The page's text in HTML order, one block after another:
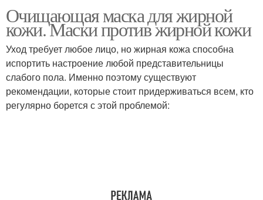
Блеск на лице
Условия для жирной
кожи
Жирная кожа Маски для жирной и
Очищающая маска для жирной
кожи. Маски против жирной кожи
Уход требует любое лицо, но жирная кожа способна
испортить настроение любой представительницы
слабого пола. Именно поэтому существуют
рекомендации, которые стоит придерживаться всем, кто
регулярно борется с этой проблемой: